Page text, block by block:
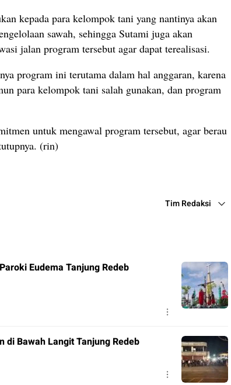
kepada para kelompok tani yang nantinya akan
sawah, sehingga Sutami juga akan
jalan program tersebut agar dapat terealisasi.
program ini terutama dalam hal anggaran, karena
para kelompok tani salah gunakan, dan program
untuk mengawal program tersebut, agar berau
(rin)
Tim Redaksi
Eudema Tanjung Redeb
di Bawah Langit Tanjung Redeb